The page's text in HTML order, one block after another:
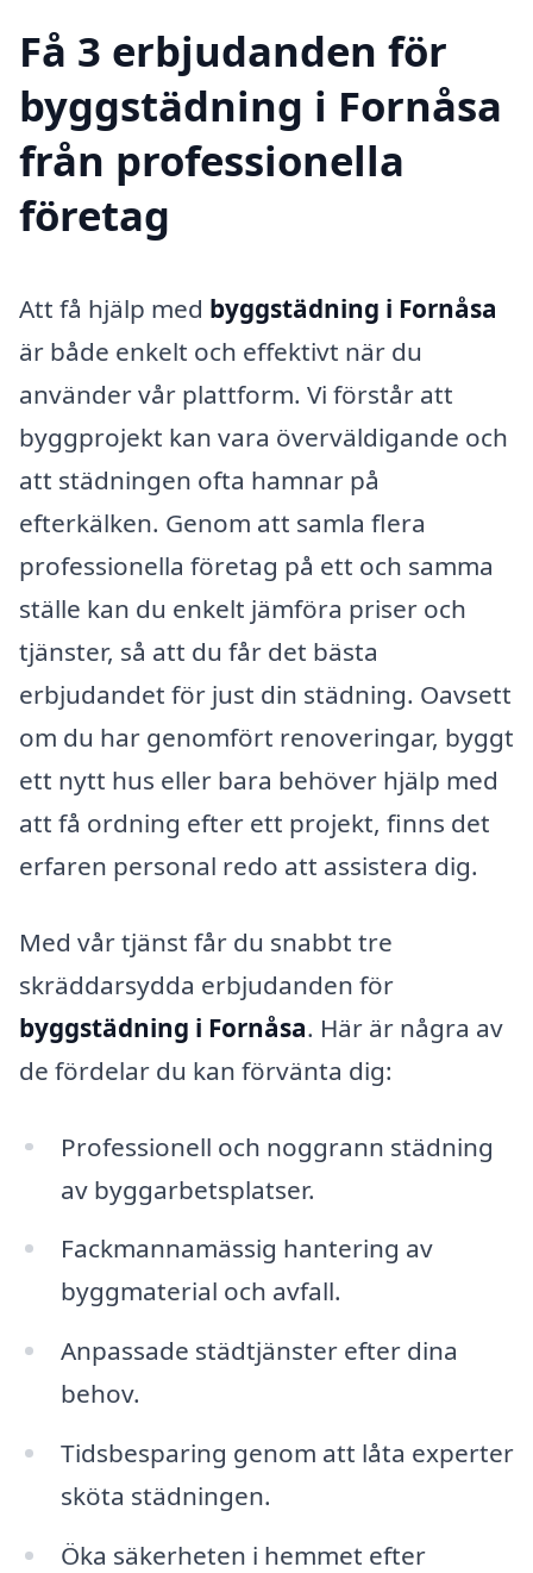
Få 3 erbjudanden för
byggstädning i Fornåsa
från professionella
företag
Att få hjälp med byggstädning i Fornåsa
är både enkelt och effektivt när du
använder vår plattform. Vi förstår att
byggprojekt kan vara överväldigande och
att städningen ofta hamnar på
efterkälken. Genom att samla flera
professionella företag på ett och samma
ställe kan du enkelt jämföra priser och
tjänster, så att du får det bästa
erbjudandet för just din städning. Oavsett
om du har genomfört renoveringar, byggt
ett nytt hus eller bara behöver hjälp med
att få ordning efter ett projekt, finns det
erfaren personal redo att assistera dig.
Med vår tjänst får du snabbt tre
skräddarsydda erbjudanden för
byggstädning i Fornåsa. Här är några av
de fördelar du kan förvänta dig:
Professionell och noggrann städning
av byggarbetsplatser.
Fackmannamässig hantering av
byggmaterial och avfall.
Anpassade städtjänster efter dina
behov.
Tidsbesparing genom att låta experter
sköta städningen.
Öka säkerheten i hemmet efter